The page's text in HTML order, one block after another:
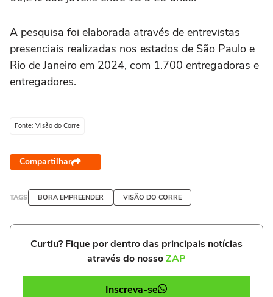
A pesquisa foi elaborada através de entrevistas
presenciais realizadas nos estados de São Paulo e
Rio de Janeiro em 2024, com 1.700 entregadoras e
entregadores.
Fonte: Visão do Corre
Compartilhar
TAGS BORA EMPREENDER VISÃO DO CORRE
Curtiu? Fique por dentro das principais notícias
através do nossoZAP
Inscreva-se